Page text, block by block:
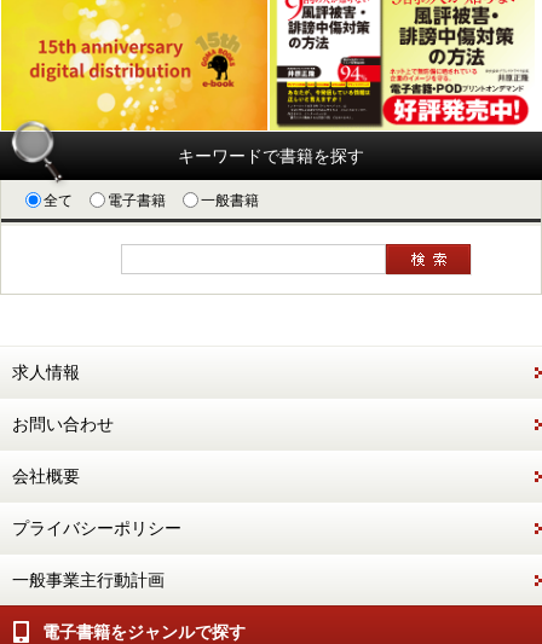
キーワードで書籍を探す
全て 電子書籍 一般書籍
求人情報
お問い合わせ
会社概要
プライバシーポリシー
一般事業主行動計画
電子書籍をジャンルで探す